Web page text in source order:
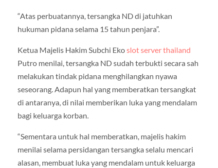
“Atas perbuatannya, tersangka ND di jatuhkan
hukuman pidana selama 15 tahun penjara”.
Ketua Majelis Hakim Subchi Ekoslot server thailand
Putro menilai, tersangka ND sudah terbukti secara sah
melakukan tindak pidana menghilangkan nyawa
seseorang. Adapun hal yang memberatkan tersangkat
di antaranya, di nilai memberikan luka yang mendalam
bagi keluarga korban.
“Sementara untuk hal memberatkan, majelis hakim
menilai selama persidangan tersangka selalu mencari
alasan, membuat luka yang mendalam untuk keluarga